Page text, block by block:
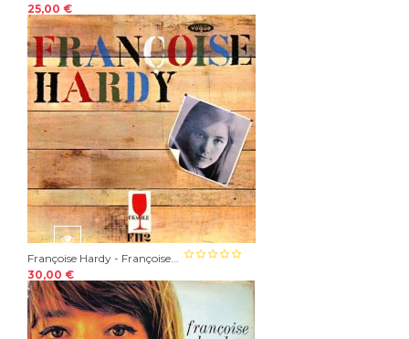
25,00 €
Françoise Hardy - Françoise...
30,00 €